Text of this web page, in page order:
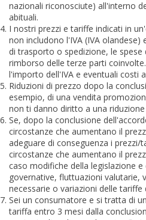
nazionali riconosciute) all'interno
abituali.
I nostri prezzi e tariffe indicati in
non includono l'IVA (IVA
di trasporto o spedizione, le spese
rimborso delle terze parti
l'importo dell'IVA e eventuali costi
Riduzioni di prezzo dopo la
esempio, di una vendita
non ti danno diritto a una riduzione
Se, dopo la conclusione
circostanze che aumentano il
adeguare di conseguenza i
circostanze che aumentano il
caso modifiche della legislazione
governative, fluttuazioni valutarie,
necessarie o variazioni delle
Sei un consumatore e si tratta di
tariffa entro 3 mesi dalla